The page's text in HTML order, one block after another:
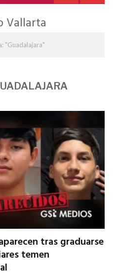
Vallarta
"Guadalajara"
tras graduarse
temen